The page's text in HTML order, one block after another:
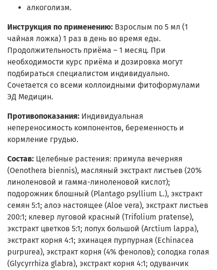
алкоголизм.
Инструкция по применению: Взрослым по 5 мл (1
чайная ложка) 1 раз в день во время еды.
Продолжительность приёма – 1 месяц. При
необходимости курс приёма и дозировка могут
подбираться специалистом индивидуально.
Сочетается со всеми коллоидными фитоформулами
ЭД Медицин.
Противопоказания: Индивидуальная
непереносимость компонентов, беременность и
кормление грудью.
Состав: Целебные растения: примула вечерняя
(Oenothera biennis), масляный экстракт листьев (20%
линоленовой и гамма-линоленовой кислот);
подорожник блошный (Plantago psyllium L.), экстракт
семян 5:1; алоэ настоящее (Aloe vera), экстракт листьев
200:1; клевер луговой красный (Trifolium pratense),
экстракт цветков 5:1; лопух большой (Arctium lappa),
экстракт корня 4:1; эхинацея пурпурная (Echinacea
purpurea), экстракт корня (4% фенолов); солодка голая
(Glycyrrhiza glabra), экстракт корня 4:1; одуванчик